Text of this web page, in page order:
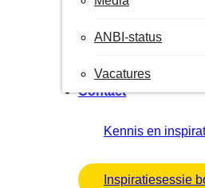
ANBI-status
Vacatures
Contact
Kennis en
Inspiratiesessie